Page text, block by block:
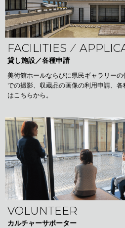
FACILITIES ⁄
貸し施設／各種申請
美術館ホールならびに県民ギャラリー
での撮影、収蔵品の画像の利用申請、
はこちらから。
VOLUNTEER
カルチャーサポーター